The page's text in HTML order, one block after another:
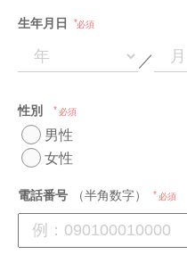
生年月日 必須
／
性別 必須
男性
女性
電話番号 （半角数字） 必須